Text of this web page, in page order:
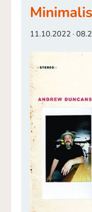
11.10.2022 ·